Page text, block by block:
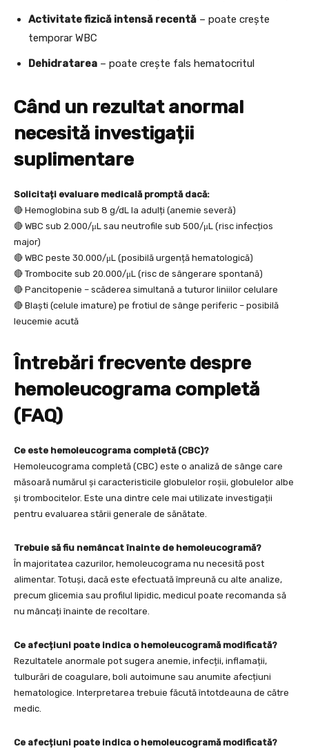
Activitate fizică intensă recentă – poate crește
temporar WBC
Dehidratarea – poate crește fals hematocritul
Când un rezultat anormal
necesită investigații
suplimentare
Solicitați evaluare medicală promptă dacă:
🔴 Hemoglobina sub 8 g/dL la adulți (anemie severă)
🔴 WBC sub 2.000/μL sau neutrofile sub 500/μL (risc infecțios
major)
🔴 WBC peste 30.000/μL (posibilă urgență hematologică)
🔴 Trombocite sub 20.000/μL (risc de sângerare spontană)
🔴 Pancitopenie – scăderea simultană a tuturor liniilor celulare
🔴 Blaști (celule imature) pe frotiul de sânge periferic – posibilă
leucemie acută
Întrebări frecvente despre
hemoleucograma completă
(FAQ)
Ce este hemoleucograma completă (CBC)?
Hemoleucograma completă (CBC) este o analiză de sânge care
măsoară numărul și caracteristicile globulelor roșii, globulelor albe
și trombocitelor. Este una dintre cele mai utilizate investigații
pentru evaluarea stării generale de sănătate.
Trebuie să fiu nemâncat înainte de hemoleucogramă?
În majoritatea cazurilor, hemoleucograma nu necesită post
alimentar. Totuși, dacă este efectuată împreună cu alte analize,
precum glicemia sau profilul lipidic, medicul poate recomanda să
nu mâncați înainte de recoltare.
Ce afecțiuni poate indica o hemoleucogramă modificată?
Rezultatele anormale pot sugera anemie, infecții, inflamații,
tulburări de coagulare, boli autoimune sau anumite afecțiuni
hematologice. Interpretarea trebuie făcută întotdeauna de către
medic.
Ce afecțiuni poate indica o hemoleucogramă modificată?